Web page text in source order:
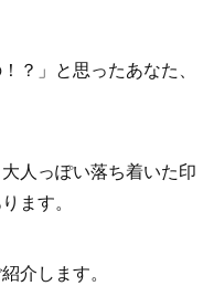
？」と思ったあなた、
人っぽい落ち着いた印
ます。
介します。